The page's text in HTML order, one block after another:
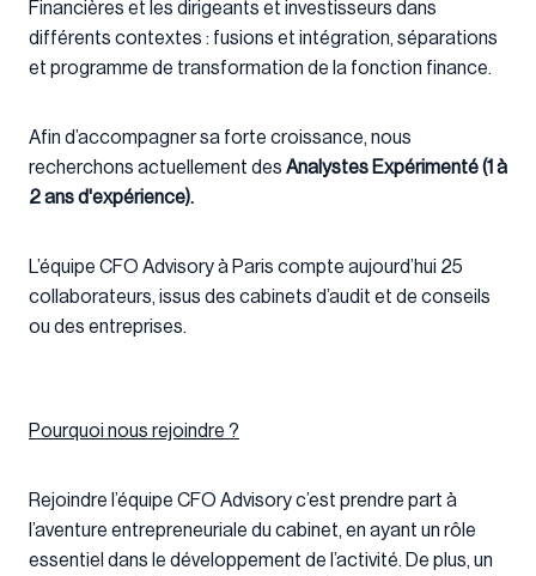
Financières et les dirigeants et investisseurs dans
différents contextes : fusions et intégration, séparations
et programme de transformation de la fonction finance.
Afin d’accompagner sa forte croissance, nous
recherchons actuellement des Analystes Expérimenté (1 à
2 ans d'expérience).
L’équipe CFO Advisory à Paris compte aujourd’hui 25
collaborateurs, issus des cabinets d’audit et de conseils
ou des entreprises.
Pourquoi nous rejoindre ?
Rejoindre l’équipe CFO Advisory c’est prendre part à
l’aventure entrepreneuriale du cabinet, en ayant un rôle
essentiel dans le développement de l’activité. De plus, un